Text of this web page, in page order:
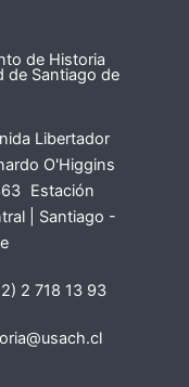
de Historia
de Santiago de
Libertador
O'Higgins
Estación
| Santiago -
2 718 13 93